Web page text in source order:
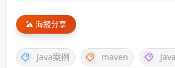
海报分享
Java案例 maven